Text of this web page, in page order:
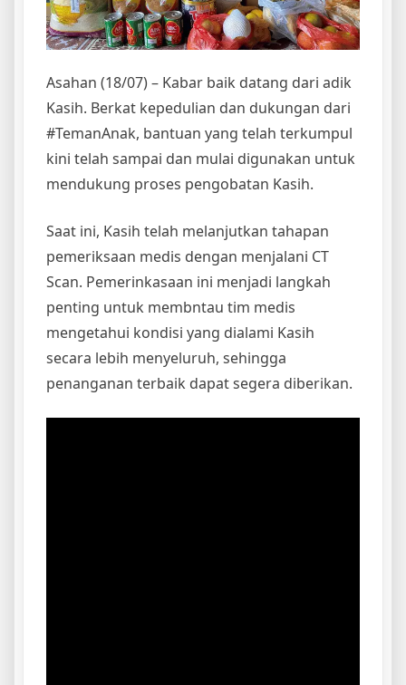
Asahan (18/07) – Kabar baik datang dari adik
Kasih. Berkat kepedulian dan dukungan dari
#TemanAnak, bantuan yang telah terkumpul
kini telah sampai dan mulai digunakan untuk
mendukung proses pengobatan Kasih.
Saat ini, Kasih telah melanjutkan tahapan
pemeriksaan medis dengan menjalani CT
Scan. Pemerinkasaan ini menjadi langkah
penting untuk membntau tim medis
mengetahui kondisi yang dialami Kasih
secara lebih menyeluruh, sehingga
penanganan terbaik dapat segera diberikan.